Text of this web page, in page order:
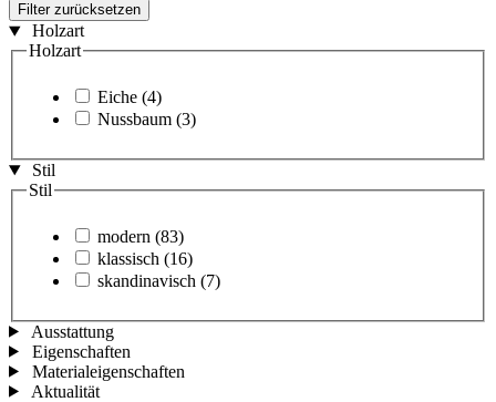
Filter zurücksetzen
Holzart
Holzart
Eiche (4)
Nussbaum (3)
Stil
Stil
modern (83)
klassisch (16)
skandinavisch (7)
Ausstattung
Eigenschaften
Materialeigenschaften
Aktualität